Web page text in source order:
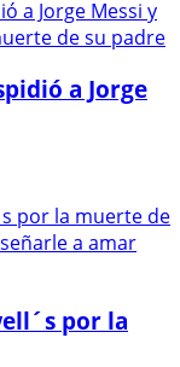
a Jorge
por la